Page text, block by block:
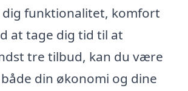
dig funktionalitet, komfort
at tage dig tid til at
tre tilbud, kan du være
din økonomi og dine